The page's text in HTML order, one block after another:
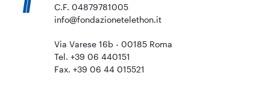
C.F. 04879781005
info@fondazionetelethon.it
Via Varese 16b - 00185 Roma
Tel. +39 06 440151
Fax. +39 06 44 015521